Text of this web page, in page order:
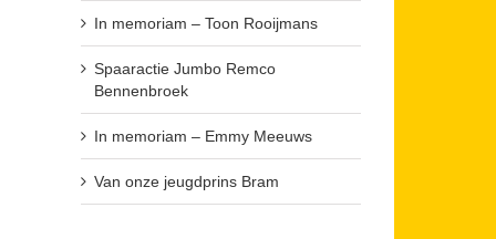
In memoriam – Toon Rooijmans
Spaaractie Jumbo Remco
Bennenbroek
In memoriam – Emmy Meeuws
Van onze jeugdprins Bram